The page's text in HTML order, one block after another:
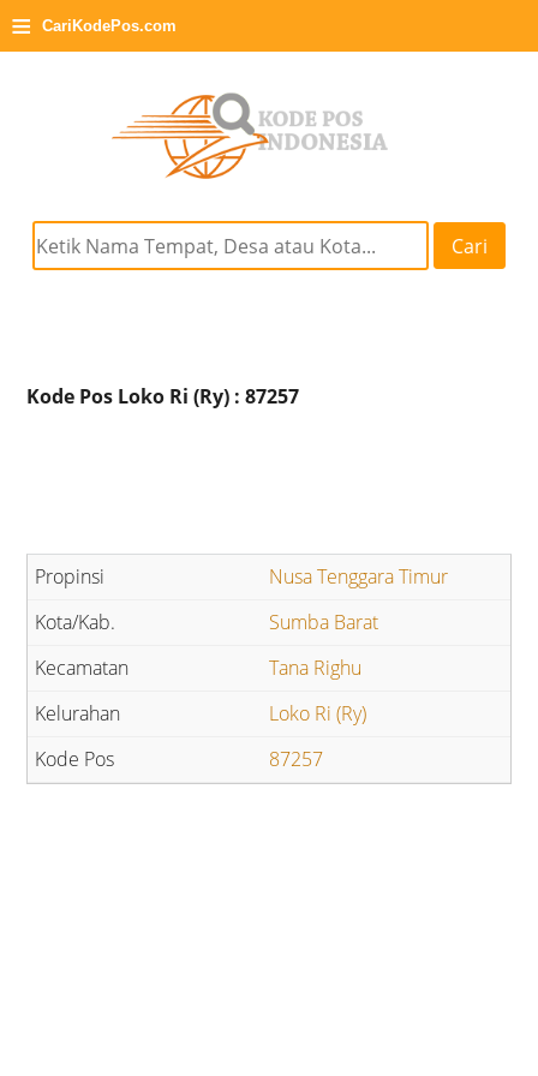
≡ CariKodePos.com
Cari
Kode Pos Loko Ri (Ry) : 87257
Nusa Tenggara Timur
Sumba Barat
Tana Righu
Loko Ri (Ry)
87257